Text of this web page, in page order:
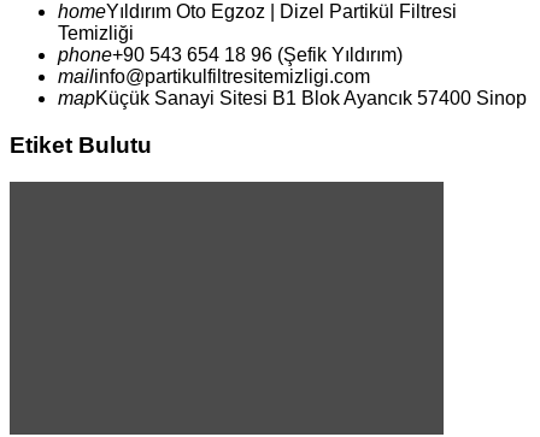
homeYıldırım Oto Egzoz | Dizel Partikül Filtresi
Temizliği
phone+90 543 654 18 96 (Şefik Yıldırım)
mailinfo@partikulfiltresitemizligi.com
mapKüçük Sanayi Sitesi B1 Blok Ayancık 57400 Sinop
Etiket Bulutu